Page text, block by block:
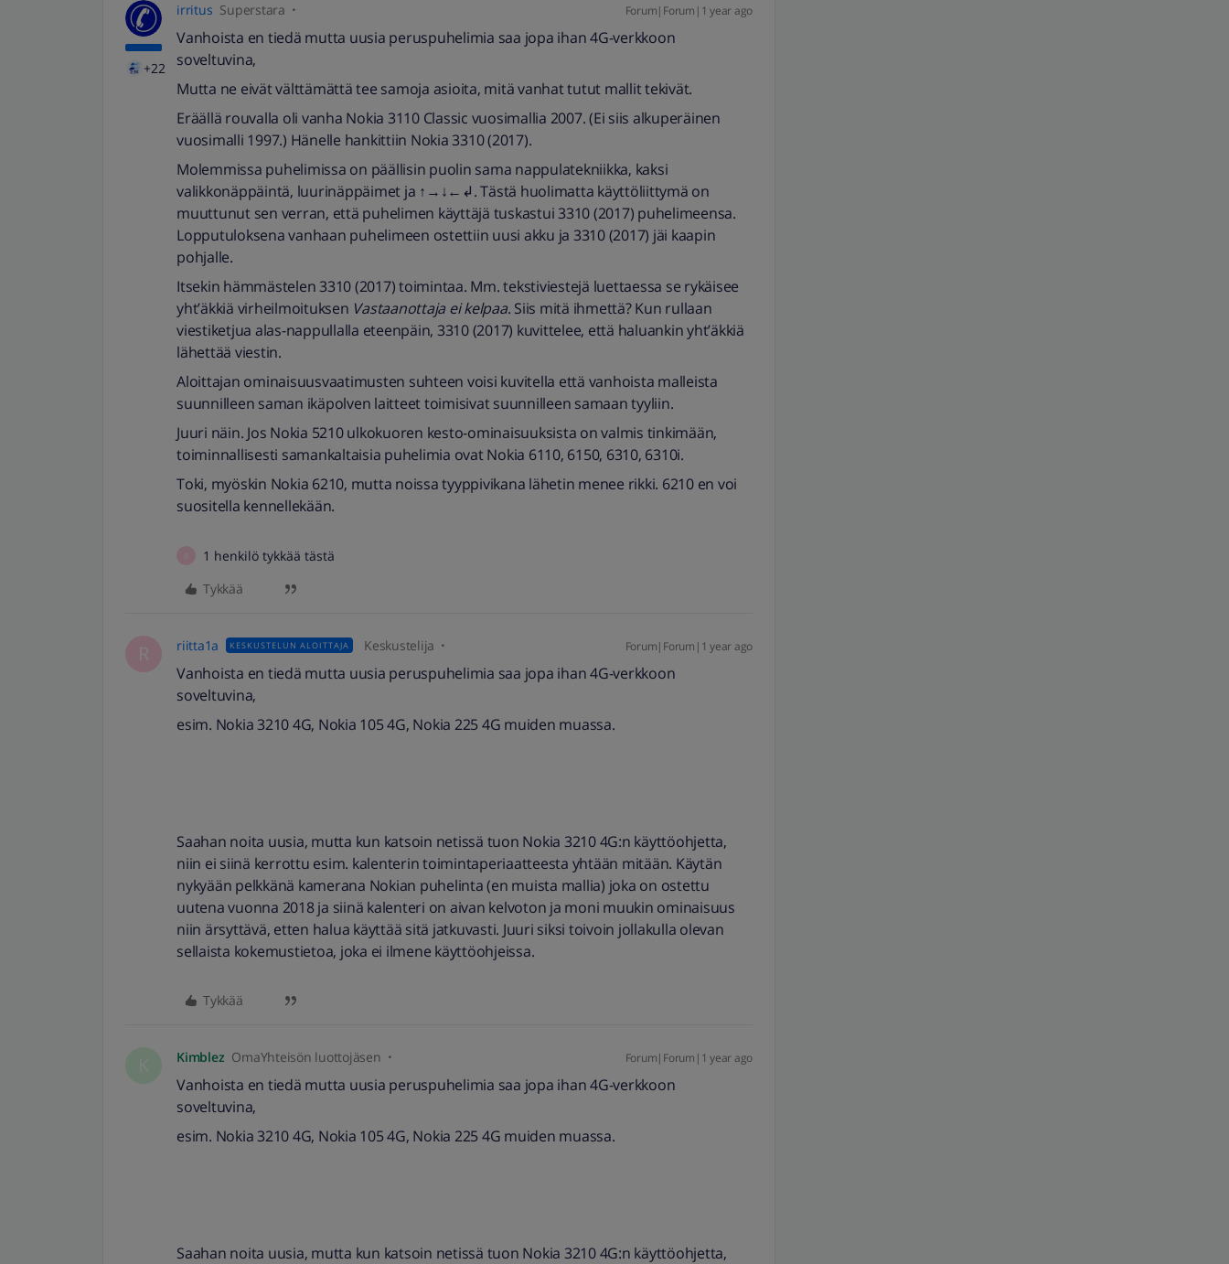
+22
irritus Superstara Forum|Forum|1 year ago
Vanhoista en tiedä mutta uusia peruspuhelimia saa jopa ihan 4G-verkkoon
soveltuvina,
Mutta ne eivät välttämättä tee samoja asioita, mitä vanhat tutut mallit tekivät.
Eräällä rouvalla oli vanha Nokia 3110 Classic vuosimallia 2007. (Ei siis alkuperäinen
vuosimalli 1997.) Hänelle hankittiin Nokia 3310 (2017).
Molemmissa puhelimissa on päällisin puolin sama nappulatekniikka, kaksi
valikkonäppäintä, luurinäppäimet ja ↑→↓←↲. Tästä huolimatta käyttöliittymä on
muuttunut sen verran, että puhelimen käyttäjä tuskastui 3310 (2017) puhelimeensa.
Lopputuloksena vanhaan puhelimeen ostettiin uusi akku ja 3310 (2017) jäi kaapin
pohjalle.
Itsekin hämmästelen 3310 (2017) toimintaa. Mm. tekstiviestejä luettaessa se rykäisee
yht’äkkiä virheilmoituksen Vastaanottaja ei kelpaa. Siis mitä ihmettä? Kun rullaan
viestiketjua alas-nappullalla eteenpäin, 3310 (2017) kuvittelee, että haluankin yht’äkkiä
lähettää viestin.
Aloittajan ominaisuusvaatimusten suhteen voisi kuvitella että vanhoista malleista
suunnilleen saman ikäpolven laitteet toimisivat suunnilleen samaan tyyliin.
Juuri näin. Jos Nokia 5210 ulkokuoren kesto-ominaisuuksista on valmis tinkimään,
toiminnallisesti samankaltaisia puhelimia ovat Nokia 6110, 6150, 6310, 6310i.
Toki, myöskin Nokia 6210, mutta noissa tyyppivikana lähetin menee rikki. 6210 en voi
suositella kennellekään.
1 henkilö tykkää tästä
Tykkää
R riitta1a KESKUSTELUN ALOITTAJA Keskustelija Forum|Forum|1 year ago
Vanhoista en tiedä mutta uusia peruspuhelimia saa jopa ihan 4G-verkkoon
soveltuvina,
esim. Nokia 3210 4G, Nokia 105 4G, Nokia 225 4G muiden muassa.
Saahan noita uusia, mutta kun katsoin netissä tuon Nokia 3210 4G:n käyttöohjetta,
niin ei siinä kerrottu esim. kalenterin toimintaperiaatteesta yhtään mitään. Käytän
nykyään pelkkänä kamerana Nokian puhelinta (en muista mallia) joka on ostettu
uutena vuonna 2018 ja siinä kalenteri on aivan kelvoton ja moni muukin ominaisuus
niin ärsyttävä, etten halua käyttää sitä jatkuvasti. Juuri siksi toivoin jollakulla olevan
sellaista kokemustietoa, joka ei ilmene käyttöohjeissa.
Tykkää
Kimblez OmaYhteisön luottojäsen Forum|Forum|1 year ago
Vanhoista en tiedä mutta uusia peruspuhelimia saa jopa ihan 4G-verkkoon
soveltuvina,
esim. Nokia 3210 4G, Nokia 105 4G, Nokia 225 4G muiden muassa.
Saahan noita uusia, mutta kun katsoin netissä tuon Nokia 3210 4G:n käyttöohjetta,